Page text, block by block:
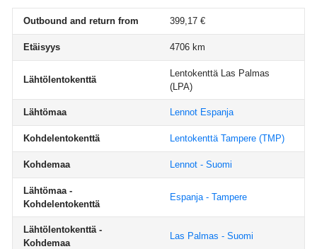
Outbound and return from 399,17 €
Etäisyys 4706 km
Lähtölentokenttä
Lentokenttä Las Palmas
(LPA)
Lähtömaa Lennot Espanja
Kohdelentokenttä Lentokenttä Tampere (TMP)
Kohdemaa Lennot - Suomi
Lähtömaa -
Kohdelentokenttä
Espanja - Tampere
Lähtölentokenttä -
Kohdemaa
Las Palmas - Suomi